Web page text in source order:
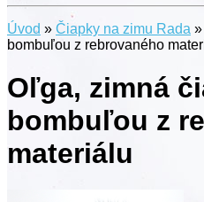
Úvod » Čiapky na zimu Rada »
bombuľou z rebrovaného
Oľga, zimná
bombuľou z
materiálu